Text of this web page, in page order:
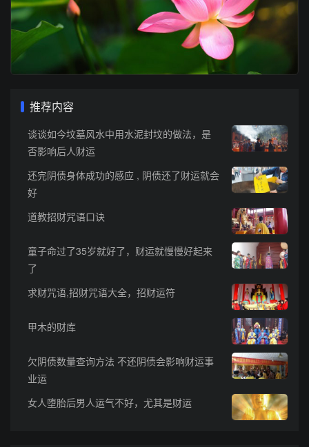
推荐内容
谈谈如今坟墓风水中用水泥封坟的做法，是
否影响后人财运
还完阴债身体成功的感应 , 阴债还了财运就会
好
道教招财咒语口诀
童子命过了35岁就好了，财运就慢慢好起来
了
求财咒语,招财咒语大全，招财运符
甲木的财库
欠阴债数量查询方法 不还阴债会影响财运事
业运
女人堕胎后男人运气不好，尤其是财运